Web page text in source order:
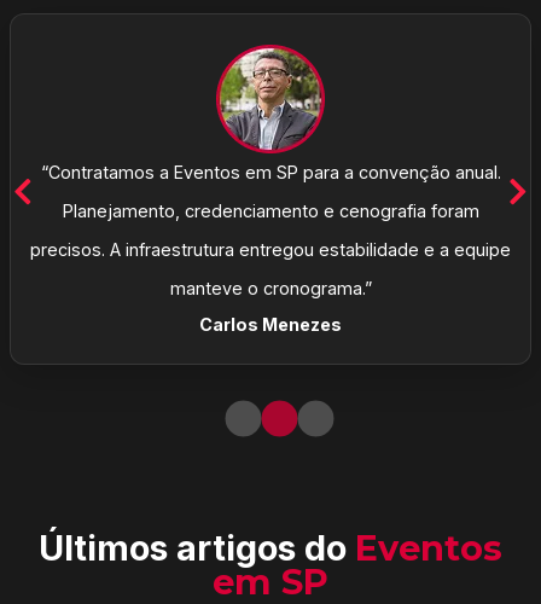
“Contratamos a Eventos em SP para a convenção anual.
Planejamento, credenciamento e cenografia foram
precisos. A infraestrutura entregou estabilidade e a equipe
manteve o cronograma.”
Carlos Menezes
Últimos artigos do Eventos
em SP